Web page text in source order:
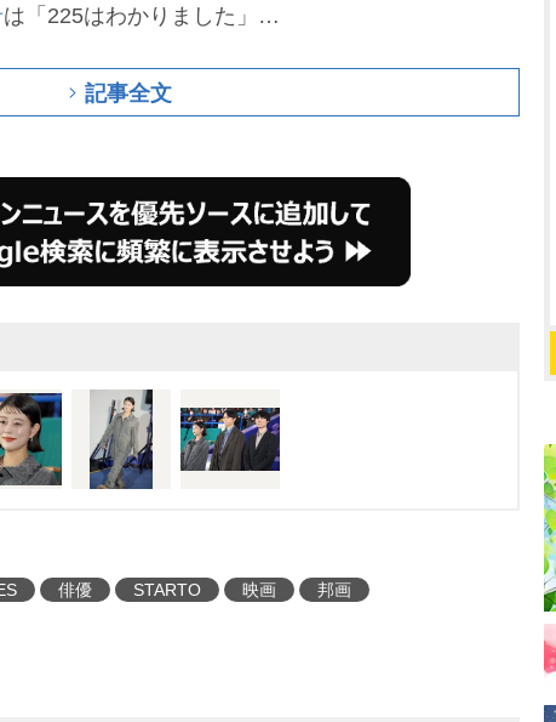
は「225はわかりました」と
す。うれしかったです」
由之監督は「それをきょ
、真摯さ。切実さを感じ
た。また司会から「2024年
いたか」を聞かれ「覚えち
ど1年前に同所で貴樹に生
いて松村は「じゃあ、か
をしなきゃいけなかった
のほうが上手だったな…
(19年)、『すずめの戸締ま
た劇場アニメーションを
記事全文
俳優 STARTO 映画 邦画